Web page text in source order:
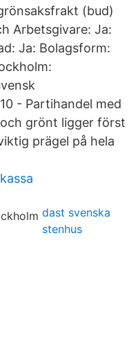
(bud)
Arbetsgivare: Ja:
Ja: Bolagsform:
- Partihandel med
grönt ligger först
prägel på hela
dast svenska
stenhus